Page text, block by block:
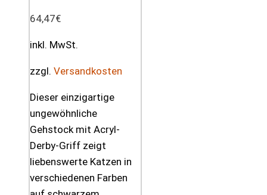
64,47€
inkl. MwSt.
zzgl. Versandkosten
Dieser einzigartige
ungewöhnliche
Gehstock mit Acryl-
Derby-Griff zeigt
liebenswerte Katzen in
verschiedenen Farben